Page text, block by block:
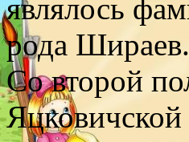
являлось
рода Шираев.
Со второй
Яцковичской